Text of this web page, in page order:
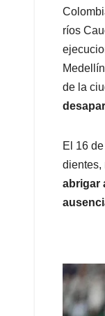
ríos
de la
El 16
dientes,
abrigar